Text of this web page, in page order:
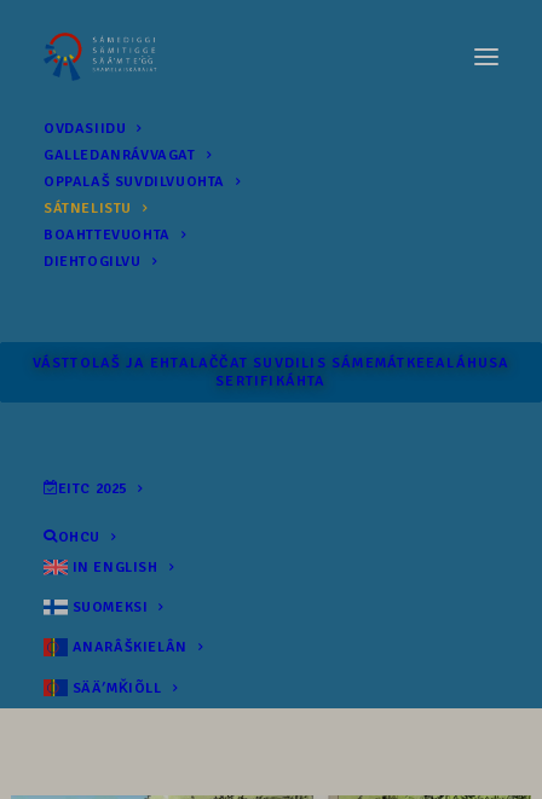
OVDASIIDU
GALLEDANRÁVVAGAT
OPPALAŠ SUVDILVUOHTA
SÁTNELISTU
BOAHTTEVUOHTA
DIEHTOGILVU
VÁSTTOLAŠ JA EHTALAČČAT SUVDILIS SÁME­MÁTKEEALÁHUSA
SERTIFIKÁHTA
EITC 2025
OHCU
IN ENGLISH
SUOMEKSI
ANARÂŠKIELÂN
SÄÄʹMǨIÕLL